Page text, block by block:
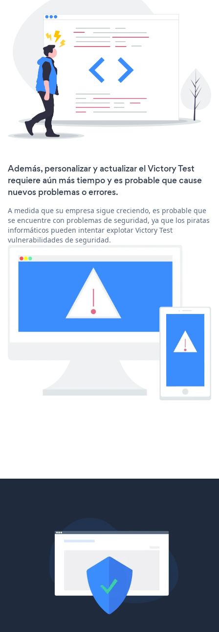
Además, personalizar y actualizar el Victory Test
requiere aún más tiempo y es probable que cause
nuevos problemas o errores.
A medida que su empresa sigue creciendo, es probable que
se encuentre con problemas de seguridad, ya que los piratas
informáticos pueden intentar explotar Victory Test
vulnerabilidades de seguridad.